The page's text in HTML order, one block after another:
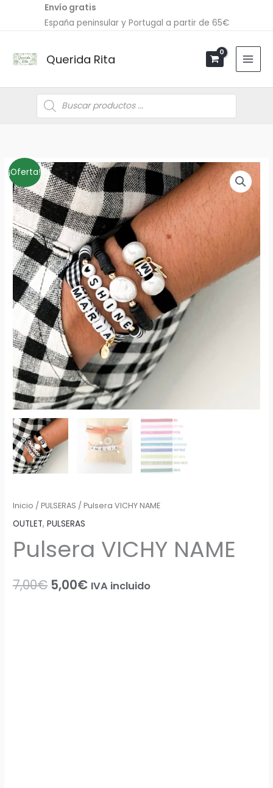
Envío gratis
España peninsular y Portugal a partir de 65€
Querida Rita
Búsqueda
de
productos
¡Oferta!
Inicio /PULSERAS / Pulsera VICHY NAME
OUTLET,PULSERAS
Pulsera VICHY NAME
7,00€
El
precio
original
era:
7,00€.
5,00€
El
precio
actual
es:
5,00€.
IVA incluido
Pulsera
VICHY
NAME
cantidad